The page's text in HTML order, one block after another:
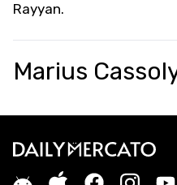
Rayyan.
Marius